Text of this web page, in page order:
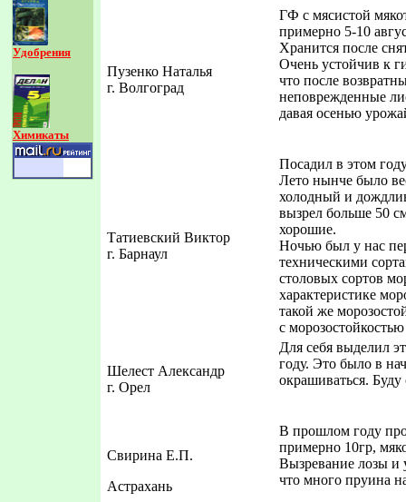
Удобрения
Химикаты
Пузенко Наталья
г. Волгоград
ГФ с мясистой
примерно 5-10
Хранится после
Очень устойчив к
что после
неповрежденные
давая осенью
Татиевский Виктор
г. Барнаул
Посадил в этом
Лето нынче было
холодный и
вызрел больше 50
хорошие.
Ночью был у нас
техническими
столовых сортов
характеристике
такой же
с
Шелест Александр
г. Орел
Для себя выделил
году. Это было в
окрашиваться.
Свирина Е.П.
Астрахань
В прошлом году
примерно 10гр,
Вызревание лозы и
что много пруина